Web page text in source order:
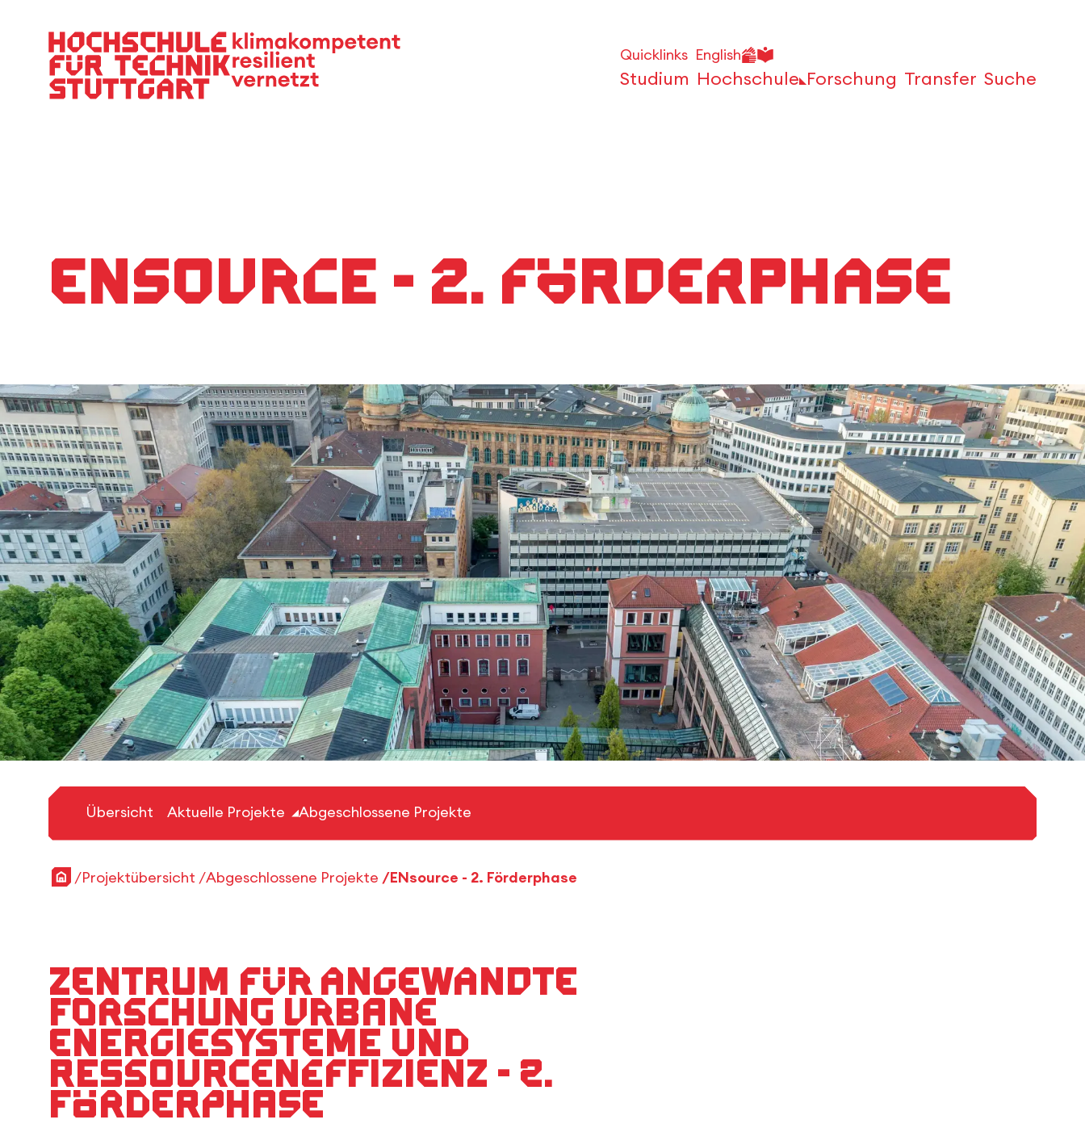
Hauptnavigation
Quicklinks English
Studium Hochschule Forschung Transfer Suche
ENsource - 2. Förderphase
Übersicht Aktuelle Projekte Abgeschlossene Projekte
Startseite
Projektübersicht Abgeschlossene Projekte ENsource - 2. Förderphase
Zentrum für angewandte
Forschung Urbane
ENergiesysteme und
Ressourceneffizienz - 2.
Förderphase